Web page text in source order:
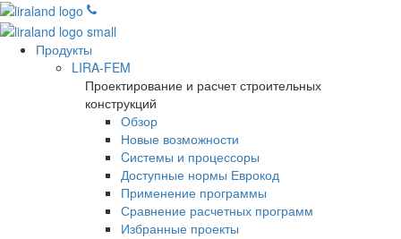
Продукты
LIRA-FEM
Проектирование и расчет строительных
конструкций
Обзор
Новые возможности
Cистемы и процессоры
Доступные нормы Еврокод
Применение программы
Сравнение расчетных программ
Избранные проекты